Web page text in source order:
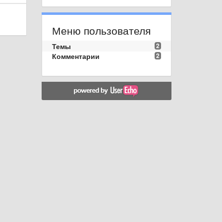
Меню пользователя
2
Темы
2
Комментарии